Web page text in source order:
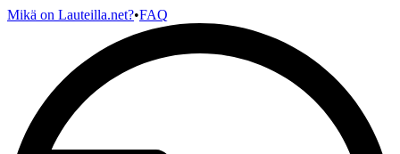
Mikä on Lauteilla.net?•FAQ